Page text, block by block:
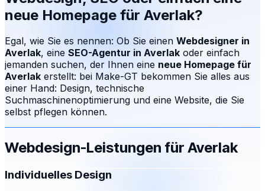
neue Homepage für Averlak?
Egal, wie Sie es nennen: Ob Sie einen Webdesigner in
Averlak, eine SEO-Agentur in Averlak oder einfach
jemanden suchen, der Ihnen eine neue Homepage für
Averlak erstellt: bei Make-GT bekommen Sie alles aus
einer Hand: Design, technische
Suchmaschinenoptimierung und eine Website, die Sie
selbst pflegen können.
Webdesign-Leistungen für Averlak
Individuelles Design